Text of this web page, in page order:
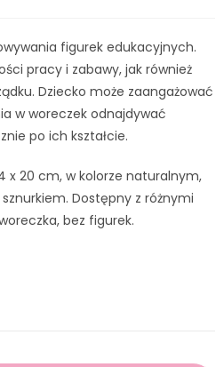
figurek edukacyjnych.
pracy i zabawy, jak również
Dziecko może zaangażować
w woreczek odnajdywać
po ich kształcie.
x 20 cm, w kolorze naturalnym,
Dostępny z różnymi
bez figurek.